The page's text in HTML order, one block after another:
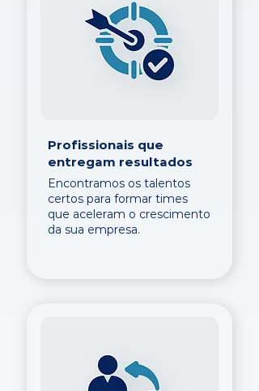
Profissionais que
entregam resultados
Encontramos os talentos
certos para formar times
que aceleram o crescimento
da sua empresa.